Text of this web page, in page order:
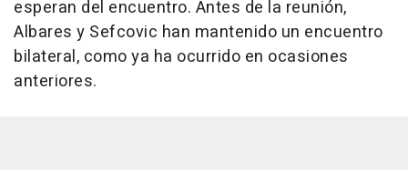
esperan del encuentro. Antes de la reunión,
Albares y Sefcovic han mantenido un encuentro
bilateral, como ya ha ocurrido en ocasiones
anteriores.